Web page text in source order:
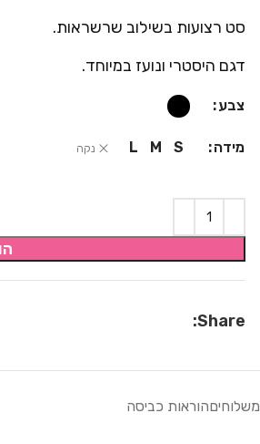
סט רצועות בשילוב שרשראות.
דגם היסטרי ונועז במיוחד.
צבע
מידה S
M
L נקה
Share:
משלוחיםהוראות כביסה